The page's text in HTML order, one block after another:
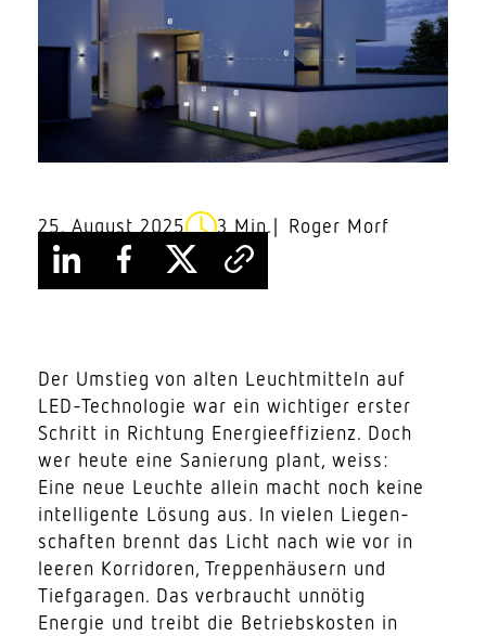
25. August 2025 3 Min. Roger Morf
Der Umstieg von alten Leucht­mitteln auf
LED-Tech­no­logie war ein wich­tiger erster
Schritt in Richtung Energie­effizienz. Doch
wer heute eine Sanierung plant, weiss:
Eine neue Leuchte allein macht noch keine
intel­li­gente Lösung aus. In vielen Liegen­
schaften brennt das Licht nach wie vor in
leeren Korri­doren, Trep­pen­häusern und
Tief­ga­ragen. Das verbraucht unnötig
Energie und treibt die Betriebs­kosten in